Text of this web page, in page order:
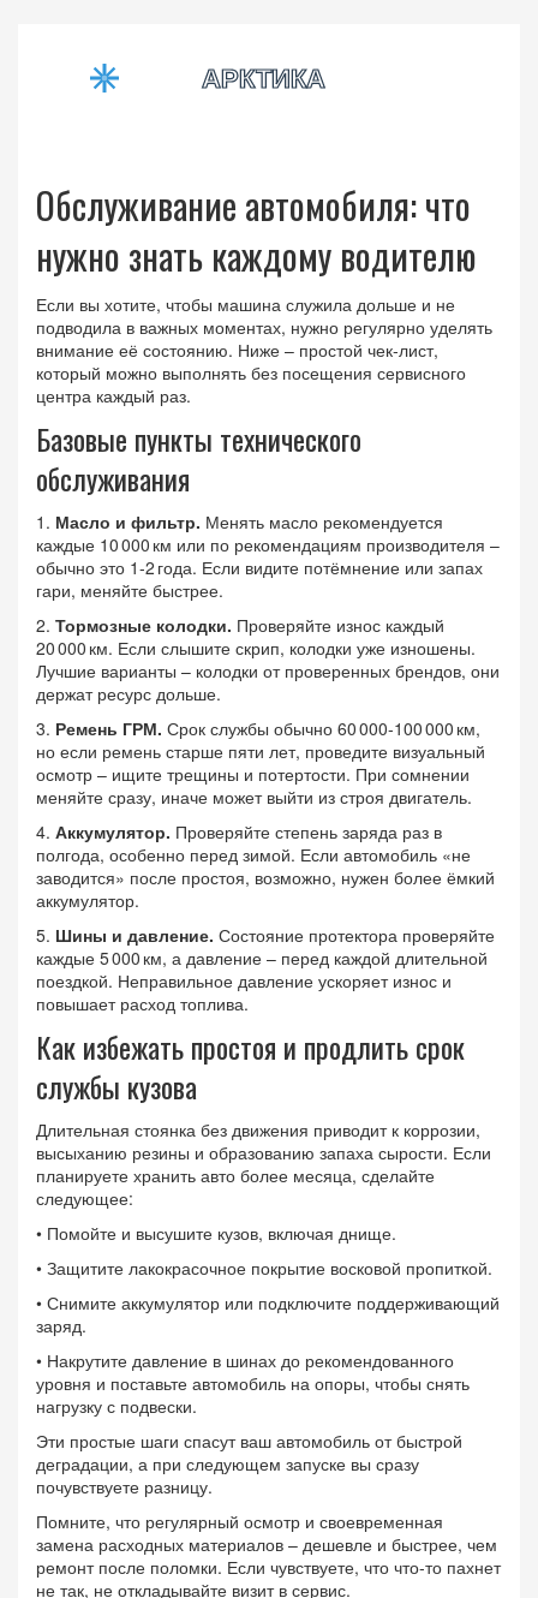
Обслуживание автомобиля: что
нужно знать каждому водителю
Если вы хотите, чтобы машина служила дольше и не
подводила в важных моментах, нужно регулярно уделять
внимание её состоянию. Ниже – простой чек‑лист,
который можно выполнять без посещения сервисного
центра каждый раз.
Базовые пункты технического
обслуживания
1. Масло и фильтр. Менять масло рекомендуется
каждые 10 000 км или по рекомендациям производителя –
обычно это 1‑2 года. Если видите потёмнение или запах
гари, меняйте быстрее.
2. Тормозные колодки. Проверяйте износ каждый
20 000 км. Если слышите скрип, колодки уже изношены.
Лучшие варианты – колодки от проверенных брендов, они
держат ресурс дольше.
3. Ремень ГРМ. Срок службы обычно 60 000‑100 000 км,
но если ремень старше пяти лет, проведите визуальный
осмотр – ищите трещины и потертости. При сомнении
меняйте сразу, иначе может выйти из строя двигатель.
4. Аккумулятор. Проверяйте степень заряда раз в
полгода, особенно перед зимой. Если автомобиль «не
заводится» после простоя, возможно, нужен более ёмкий
аккумулятор.
5. Шины и давление. Состояние протектора проверяйте
каждые 5 000 км, а давление – перед каждой длительной
поездкой. Неправильное давление ускоряет износ и
повышает расход топлива.
Как избежать простоя и продлить срок
службы кузова
Длительная стоянка без движения приводит к коррозии,
высыханию резины и образованию запаха сырости. Если
планируете хранить авто более месяца, сделайте
следующее:
• Помойте и высушите кузов, включая днище.
• Защитите лакокрасочное покрытие восковой пропиткой.
• Снимите аккумулятор или подключите поддерживающий
заряд.
• Накрутите давление в шинах до рекомендованного
уровня и поставьте автомобиль на опоры, чтобы снять
нагрузку с подвески.
Эти простые шаги спасут ваш автомобиль от быстрой
деградации, а при следующем запуске вы сразу
почувствуете разницу.
Помните, что регулярный осмотр и своевременная
замена расходных материалов – дешевле и быстрее, чем
ремонт после поломки. Если чувствуете, что что‑то пахнет
не так, не откладывайте визит в сервис.